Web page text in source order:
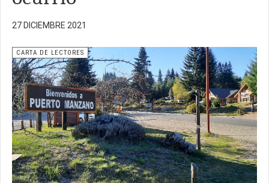
27 DICIEMBRE 2021
CARTA DE LECTORES